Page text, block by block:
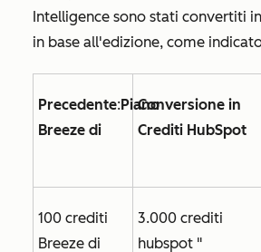
Intelligence sono stati convertiti
in base all'edizione, come
Precedente:Piano
Breeze di
Conversione in
Crediti HubSpot
100 crediti
Breeze di
3.000 crediti
hubspot "